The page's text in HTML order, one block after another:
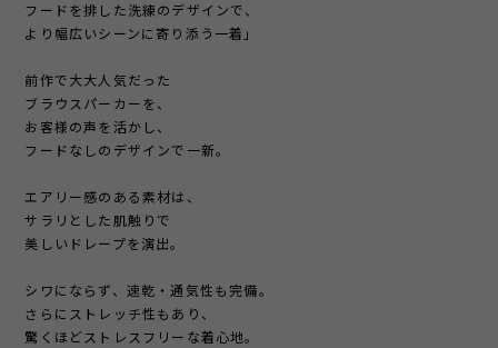
フードを排した洗練のデザインで、
より幅広いシーンに寄り添う一着」
前作で大大人気だった
ブラウスパーカーを、
お客様の声を活かし、
フードなしのデザインで一新。
エアリー感のある素材は、
サラリとした肌触りで
美しいドレープを演出。
シワにならず、速乾・通気性も完備。
さらにストレッチ性もあり、
驚くほどストレスフリーな着心地。